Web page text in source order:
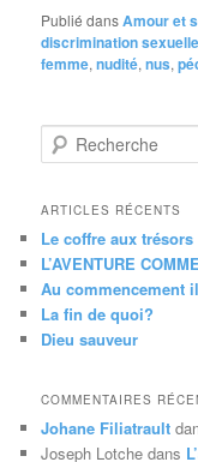
Publié dansAmour et
discrimination sexuelle
femme,nudité,nus,
e
h
r
c
h
e
ARTICLES RÉCENTS
Le coffre aux trésors
L’AVENTURE
Au commencement
La fin de quoi?
Dieu sauveur
COMMENTAIRES
Johane Filiatrault
Joseph Lotche dans